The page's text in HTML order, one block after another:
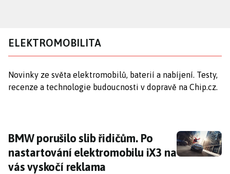
obsahu
ELEKTROMOBILITA
Novinky ze světa elektromobilů, baterií a nabíjení. Testy,
recenze a technologie budoucnosti v dopravě na Chip.cz.
BMW porušilo slib řidičům. Po
BMW porušilo slib řidičům. Po
nastartování elektromobilu iX3 na
vás vyskočí reklama